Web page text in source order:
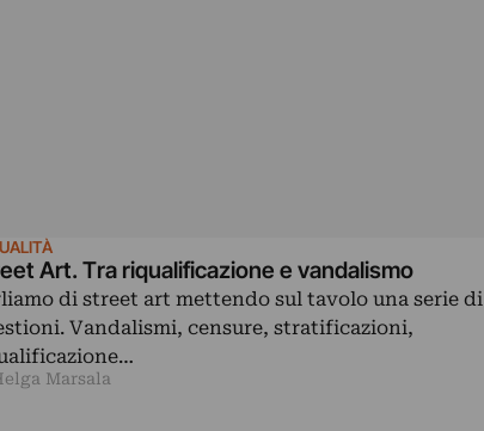
Art. Tra riqualificazione e vandalismo
di street art mettendo sul tavolo una serie di
Vandalismi, censure, stratificazioni,
Marsala